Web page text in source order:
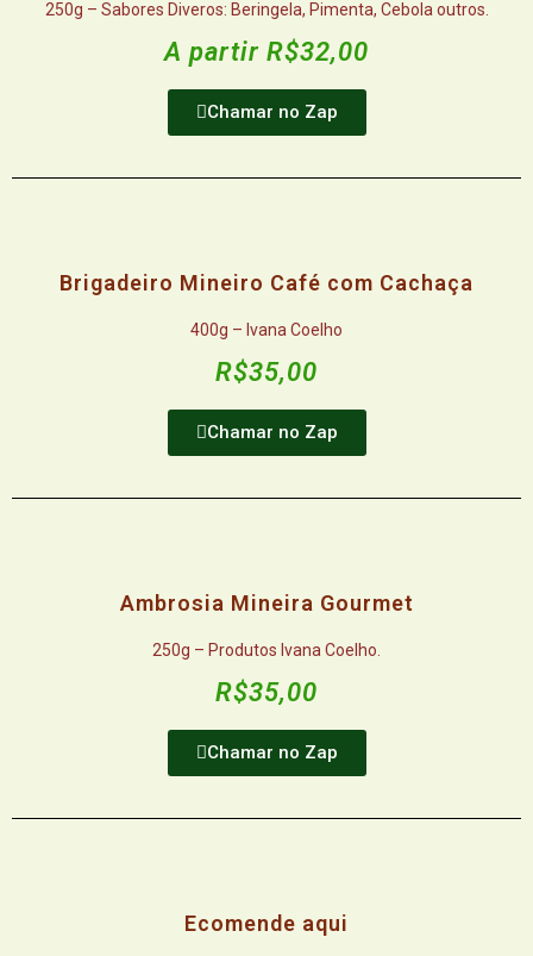
250g – Sabores Diveros: Beringela, Pimenta, Cebola outros.
A partir R$32,00
Chamar no Zap
Brigadeiro Mineiro Café com Cachaça
400g – Ivana Coelho
R$35,00
Chamar no Zap
Ambrosia Mineira Gourmet
250g – Produtos Ivana Coelho.
R$35,00
Chamar no Zap
Ecomende aqui